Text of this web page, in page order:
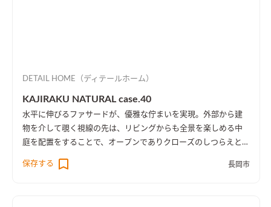
DETAIL HOME（ディテールホーム）
KAJIRAKU NATURAL case.40
水平に伸びるファサードが、優雅な佇まいを実現。外部から建
物を介して覗く視線の先は、リビングからも全景を楽しめる中
庭を配置をすることで、オープンでありクローズのしつらえとし
保存する
長岡市